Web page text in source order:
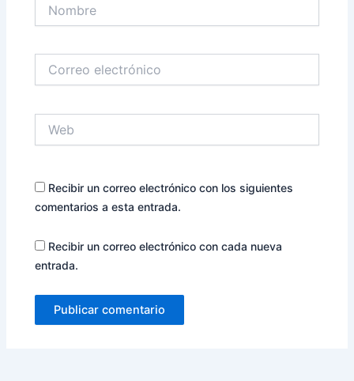
electrónico
Recibir un correo electrónico con los siguientes
comentarios a esta entrada.
Recibir un correo electrónico con cada nueva
entrada.